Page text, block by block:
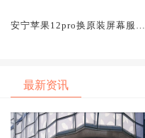
安宁苹果12pro换原装屏幕服务
最新资讯